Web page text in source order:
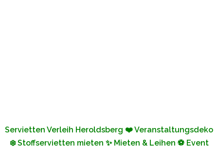
Servietten Verleih Heroldsberg ❤️ Veranstaltungsdeko
❄️ Stoffservietten mieten ✨ Mieten & Leihen ⚽ Event